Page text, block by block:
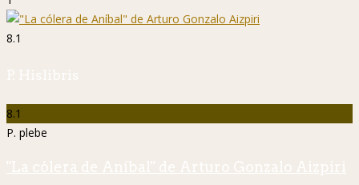
8.1
P. Hislibris
8.1
P. plebe
"La cólera de Aníbal" de Arturo Gonzalo Aizpiri